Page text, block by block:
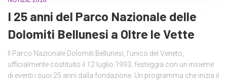
I 25 anni del Parco Nazionale delle
Dolomiti Bellunesi a Oltre le Vette
Il Parco Nazionale Dolomiti Bellunesi, l’unico del Veneto,
ufficialmente costituito il 12 luglio 1993, festeggia con un insieme
di eventi i suoi 25 anni dalla fondazione. Un programma che inizia il